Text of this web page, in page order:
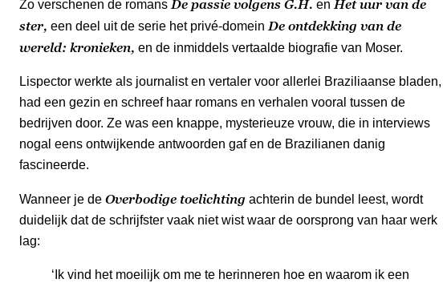
Zo verschenen de romans De passie volgens G.H. en Het uur van de
ster, een deel uit de serie het privé-domein De ontdekking van de
wereld: kronieken, en de inmiddels vertaalde biografie van Moser.
Lispector werkte als journalist en vertaler voor allerlei Braziliaanse bladen,
had een gezin en schreef haar romans en verhalen vooral tussen de
bedrijven door. Ze was een knappe, mysterieuze vrouw, die in interviews
nogal eens ontwijkende antwoorden gaf en de Brazilianen danig
fascineerde.
Wanneer je de Overbodige toelichting achterin de bundel leest, wordt
duidelijk dat de schrijfster vaak niet wist waar de oorsprong van haar werk
lag:
‘Ik vind het moeilijk om me te herinneren hoe en waarom ik een